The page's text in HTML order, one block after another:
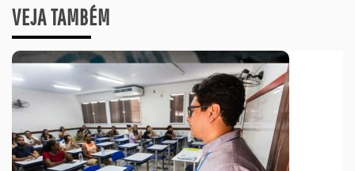
VEJA TAMBÉM